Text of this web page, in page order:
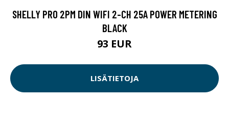
SHELLY PRO 2PM DIN WIFI 2-CH 25A POWER METERING
BLACK
93 EUR
LISÄTIETOJA